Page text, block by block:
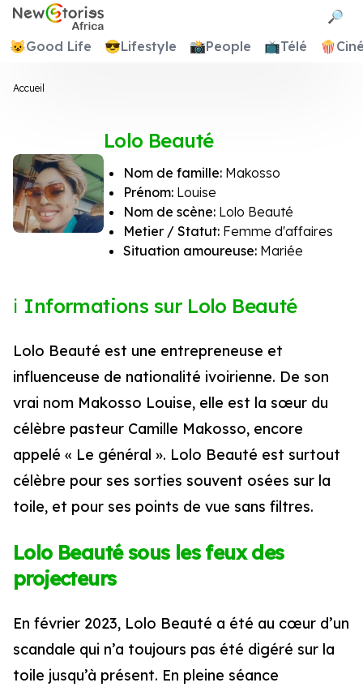
Newstories Africa
🔎
😺Good Life 😎Lifestyle 📸People 📺Télé 🍿
Accueil
Lolo Beauté
Nom de famille: Makosso
Prénom: Louise
Nom de scène: Lolo Beauté
Metier / Statut: Femme d'affaires
Situation amoureuse: Mariée
Informations sur Lolo Beauté
Lolo Beauté est une entrepreneuse et
influenceuse de nationalité ivoirienne. De son
vrai nom Makosso Louise, elle est la sœur du
célèbre pasteur Camille Makosso, encore
appelé « Le général ». Lolo Beauté est surtout
célèbre pour ses sorties souvent osées sur la
toile, et pour ses points de vue sans filtres.
Lolo Beautésous les feux des
projecteurs
En février 2023, Lolo Beauté a été au cœur d’un
scandale qui n’a toujours pas été digéré sur la
toile jusqu’à présent. En pleine séance